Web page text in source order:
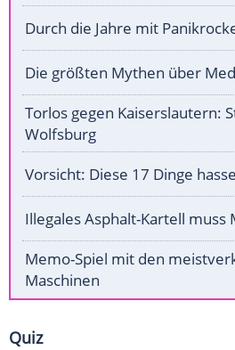
Durch die Jahre mit
Die größten Mythen über
Torlos gegen Kaiserslautern:
Wolfsburg
Vorsicht: Diese 17 Dinge
Illegales Asphalt-Kartell muss
Memo-Spiel mit den
Maschinen
Quiz